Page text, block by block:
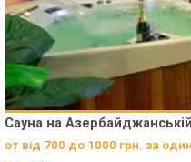
Сауна на Азербайджанській
от від 700 до 1000 грн. за